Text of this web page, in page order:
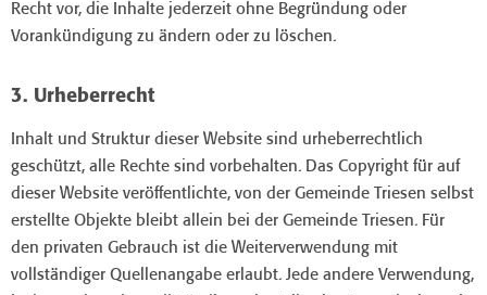
Recht vor, die Inhalte jederzeit ohne Begründung oder
Vorankündigung zu ändern oder zu löschen.
3. Urheberrecht
Inhalt und Struktur dieser Website sind urheberrechtlich
geschützt, alle Rechte sind vorbehalten. Das Copyright für auf
dieser Website veröffentlichte, von der Gemeinde Triesen selbst
erstellte Objekte bleibt allein bei der Gemeinde Triesen. Für
den privaten Gebrauch ist die Weiterverwendung mit
vollständiger Quellenangabe erlaubt. Jede andere Verwendung,